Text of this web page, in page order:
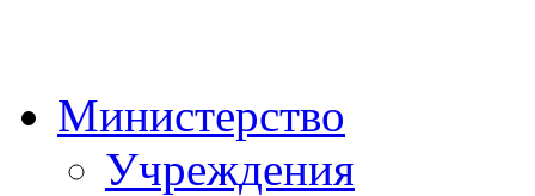
Министерство
Учреждения